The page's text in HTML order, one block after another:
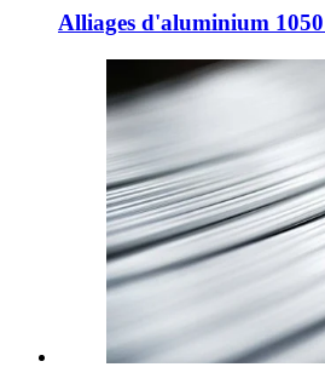
Alliages d'aluminium 1050